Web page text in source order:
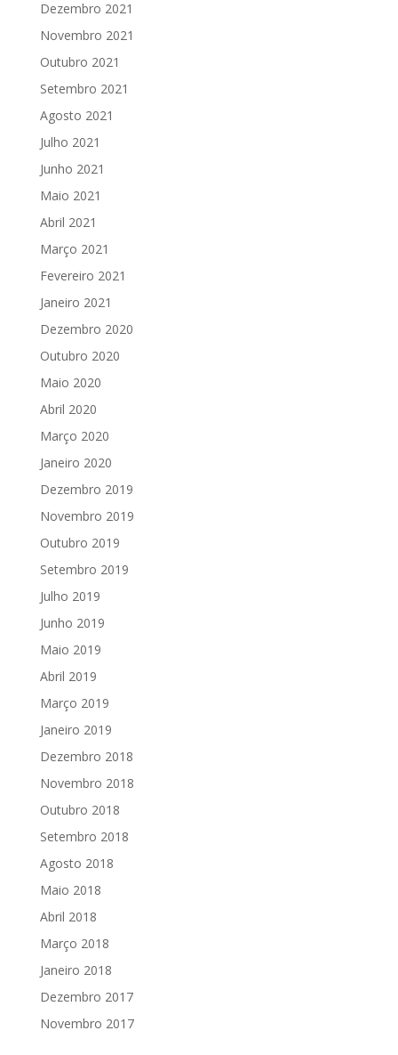
Dezembro 2021
Novembro 2021
Outubro 2021
Setembro 2021
Agosto 2021
Julho 2021
Junho 2021
Maio 2021
Abril 2021
Março 2021
Fevereiro 2021
Janeiro 2021
Dezembro 2020
Outubro 2020
Maio 2020
Abril 2020
Março 2020
Janeiro 2020
Dezembro 2019
Novembro 2019
Outubro 2019
Setembro 2019
Julho 2019
Junho 2019
Maio 2019
Abril 2019
Março 2019
Janeiro 2019
Dezembro 2018
Novembro 2018
Outubro 2018
Setembro 2018
Agosto 2018
Maio 2018
Abril 2018
Março 2018
Janeiro 2018
Dezembro 2017
Novembro 2017